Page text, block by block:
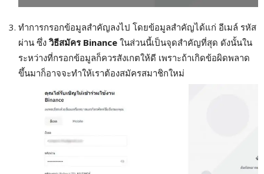
ทำการกรอกข้อมูลสำคัญลงไป โดยข้อมูลสำคัญได้แก่ อีเมล์ รหัส
ผ่าน ซึ่งวิธีสมัคร Binance ในส่วนนี้เป็นจุดสำคัญที่สุด ดังนั้นใน
ระหว่างที่กรอกข้อมูลก็ควรสังเกตให้ดี เพราะถ้าเกิดข้อผิดพลาด
ขึ้นมาก็อาจจะทำให้เราต้องสมัครสมาชิกใหม่